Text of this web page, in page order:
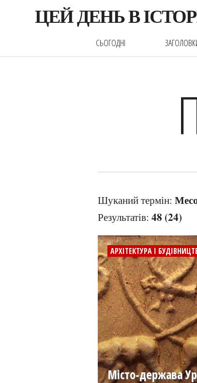
ЦЕЙ ДЕНЬ В
СЬОГОДНІ
Шуканий термін:
Результатів: 48 (24)
АРХІТЕКТУРА І
Місто-держава